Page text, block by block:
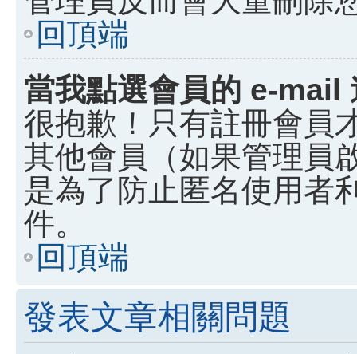
回頂端
當我點選會員的 e-mail
很抱歉！只有註冊會員
其他會員（如果管理員
是為了防止匿名使用者
件。
回頂端
發表文章相關問題